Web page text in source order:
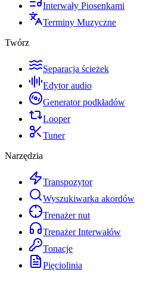
Interwały Piosenkami
Terminy Muzyczne
Twórz
Separacja ścieżek
Edytor audio
Generator podkładów
Looper
Tuner
Narzędzia
Transpozytor
Wyszukiwarka akordów
Trenażer nut
Trenażer Interwałów
Tonacje
Pięciolinia